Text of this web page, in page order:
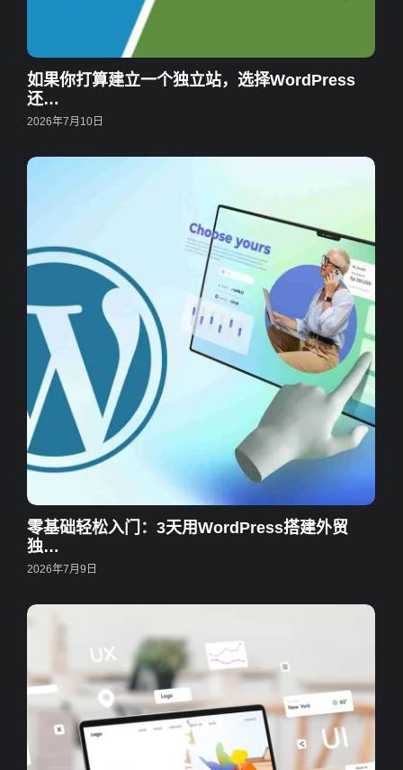
如果你打算建立一个独立站，选择WordPress
还…
2026年7月10日
零基础轻松入门：3天用WordPress搭建外贸
独…
2026年7月9日